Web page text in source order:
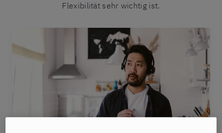
Flexibilität sehr wichtig ist.